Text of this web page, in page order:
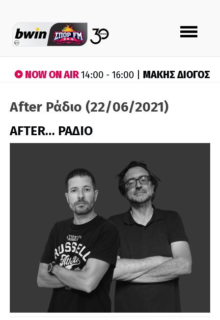
Toggle
navigation
NOW ON AIR14:00 - 16:00 | ΜΑΚΗΣ ΔΙΟΓΟΣ
After Ράδιο (22/06/2021)
AFTER… ΡΑΔΙΟ